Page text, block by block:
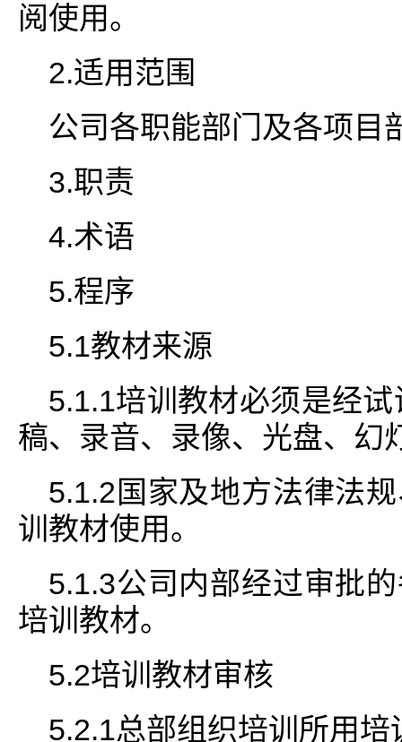
阅使用。
2.适用范围
公司各职能部门及各项目
3.职责
4.术语
5.程序
5.1教材来源
5.1.1培训教材必须是经
稿、录音、录像、光盘、幻
5.1.2国家及地方法律法
训教材使用。
5.1.3公司内部经过审批
培训教材。
5.2培训教材审核
5.2.1总部组织培训所用培